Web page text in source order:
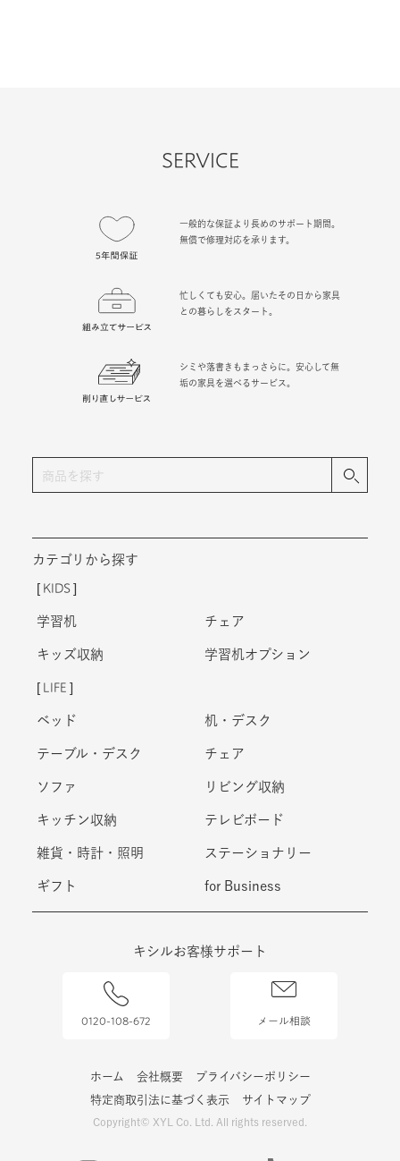
SERVICE
一般的な保証より長めのサポート期間。
無償で修理対応を承ります。
忙しくても安心。届いたその日から家具
との暮らしをスタート。
シミや落書きもまっさらに。安心して無
垢の家具を選べるサービス。
カテゴリから探す
KIDS
学習机 チェア
キッズ収納 学習机オプション
LIFE
ベッド 机・デスク
テーブル・デスク チェア
ソファ リビング収納
キッチン収納 テレビボード
雑貨・時計・照明 ステーショナリー
ギフト for Business
キシルお客様サポート
0120-108-672 メール相談
ホーム 会社概要
プライバシーポリシー
特定商取引法に基づく表示
サイトマップ
Copyright© XYL Co. Ltd. All rights reserved.